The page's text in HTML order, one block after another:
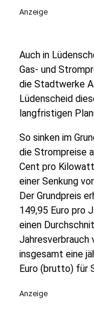
Anzeige
Auch in
Gas- und
die Stadtwerke
Lüdenscheid
langfristigen
So sinken im
die Strompreise
Cent pro
einer Senkung
Der Grundpreis
149,95 Euro pro
einen
insgesamt eine
Euro (brutto) für
Anzeige